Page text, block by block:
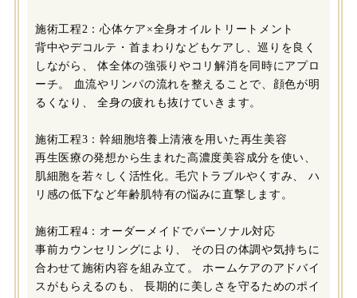
施術工程2：心体ケア×全身オイルトリートメント
背中やデコルテ・首まわりなどもケアし、巡りを良く
しながら、 体全体の強張りやコリ解消を同時にアプロ
ーチ。 血流やリンパの流れを整えることで、顔色が明
るくなり、 全身の疲れも抜けていきます。
施術工程3：幹細胞培養上清液を用いた再生美容
再生医療の発想から生まれた高濃度美容成分を使い、
肌細胞を若々しく活性化。毛穴トラブルやくすみ、 ハ
リ感の低下など年齢肌特有の悩みに直撃します。
施術工程4：オーダーメイドでパーソナル対応
事前カウンセリングにより、 その日の体調や気持ちに
合わせて施術内容を組み立て。 ホームケアのアドバイ
スがもらえるのも、 長期的に美しさを守るためのポイ